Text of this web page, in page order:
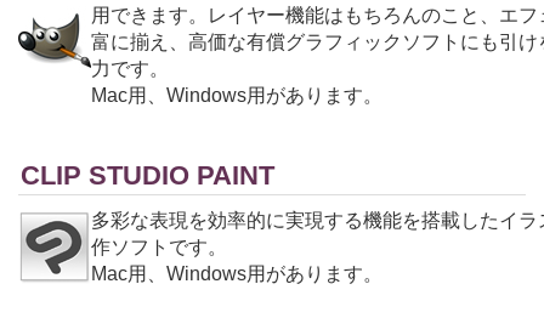
用できます。レイヤー機能はもちろんのこと、エ
富に揃え、高価な有償グラフィックソフトにも引
力です。
Mac用、Windows用があります。
CLIP STUDIO PAINT
多彩な表現を効率的に実現する機能を搭載したイ
作ソフトです。
Mac用、Windows用があります。